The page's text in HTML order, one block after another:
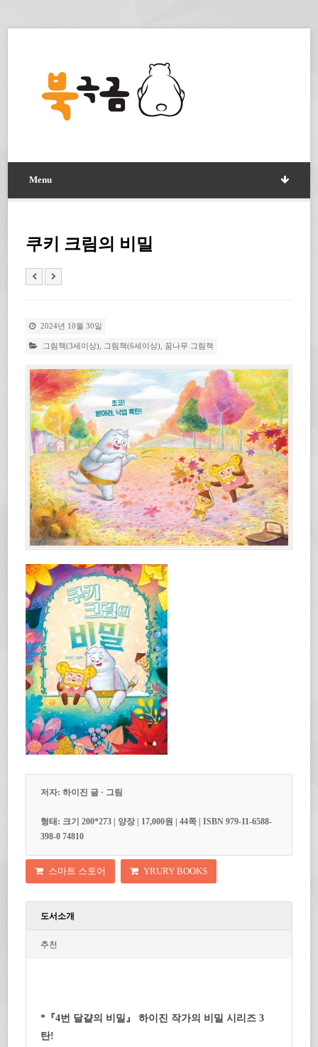
Menu
쿠키 크림의 비밀
2024년 10월 30일
그림책(3세이상) 그림책(6세이상) 꿈나무 그림책
저자: 하이진 글 · 그림
형태: 크기 200*273 | 양장 | 17,000원 | 44쪽 | ISBN 979-11-6588-
398-0 74810
스마트 스토어 YRURY BOOKS
도서소개
추천
*『4번 달걀의 비밀』 하이진 작가의 비밀 시리즈 3
탄!